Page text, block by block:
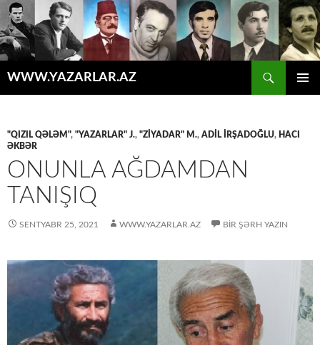
WWW.YAZARLAR.AZ
"QIZIL QƏLƏM", "YAZARLAR" J., "ZİYADAR" M., ADIL İRŞADOĞLU, HACI
ƏKBƏR
ONUNLA AĞDAMDAN
TANIŞIQ
SENTYABR 25, 2021 WWW.YAZARLAR.AZ BIR ŞƏRH YAZIN